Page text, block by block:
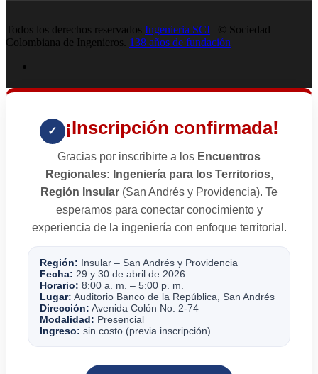
Todos los derechos reservados Ingenieria SCI | © Sociedad
Colombiana de Ingenieros. 138 años de fundación
✓ ¡Inscripción confirmada!
Gracias por inscribirte a los Encuentros
Regionales: Ingeniería para los Territorios,
Región Insular (San Andrés y Providencia). Te
esperamos para conectar conocimiento y
experiencia de la ingeniería con enfoque territorial.
Región: Insular – San Andrés y Providencia
Fecha: 29 y 30 de abril de 2026
Horario: 8:00 a. m. – 5:00 p. m.
Lugar: Auditorio Banco de la República, San Andrés
Dirección: Avenida Colón No. 2-74
Modalidad: Presencial
Ingreso: sin costo (previa inscripción)